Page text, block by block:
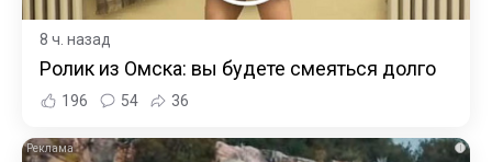
8 ч. назад
Ролик из Омска: вы будете смеяться долго
196 54 36
i